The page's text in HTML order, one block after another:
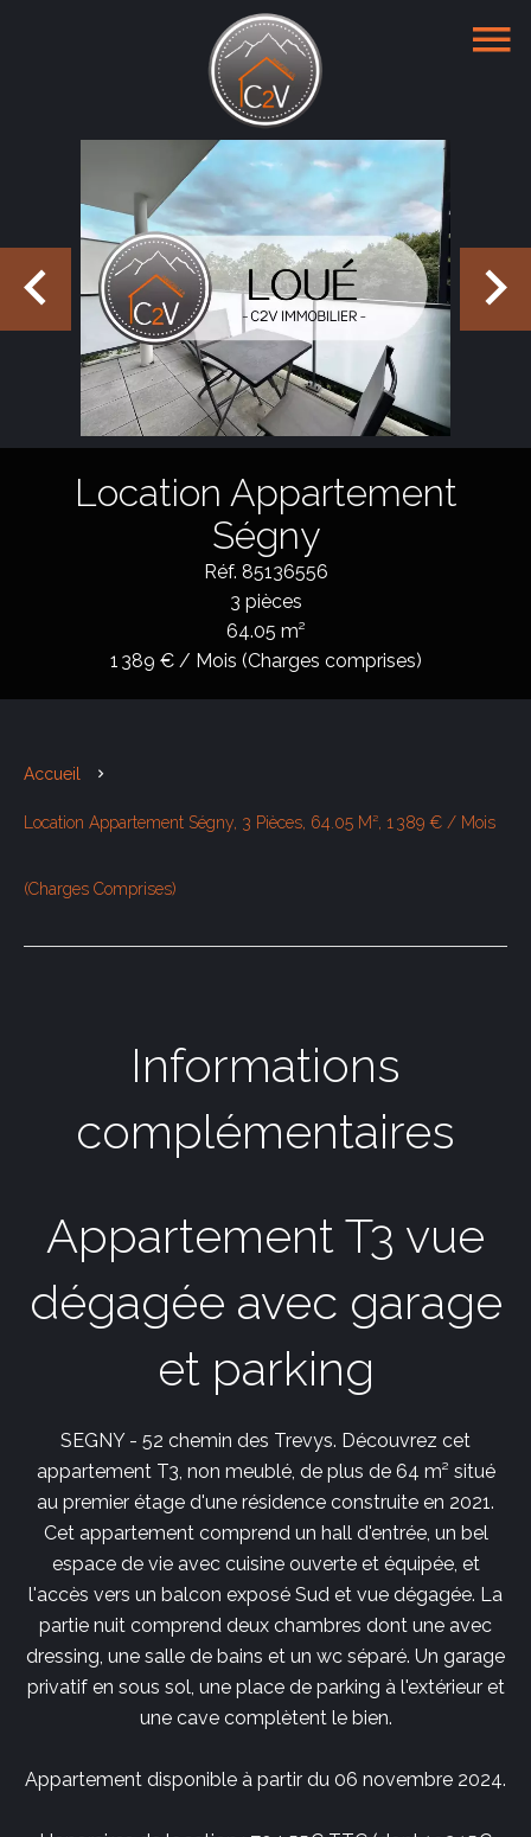
Location Appartement
Ségny
Réf. 85136556
3 pièces
64.05 m²
1 389 € / Mois (Charges comprises)
Accueil
Location Appartement Ségny, 3 Pièces, 64.05 M², 1 389 € / Mois
(Charges Comprises)
Informations
complémentaires
Appartement T3 vue
dégagée avec garage
et parking
SEGNY - 52 chemin des Trevys. Découvrez cet
appartement T3, non meublé, de plus de 64 m² situé
au premier étage d'une résidence construite en 2021.
Cet appartement comprend un hall d'entrée, un bel
espace de vie avec cuisine ouverte et équipée, et
l'accès vers un balcon exposé Sud et vue dégagée. La
partie nuit comprend deux chambres dont une avec
dressing, une salle de bains et un wc séparé. Un garage
privatif en sous sol, une place de parking à l'extérieur et
une cave complètent le bien.
Appartement disponible à partir du 06 novembre 2024.